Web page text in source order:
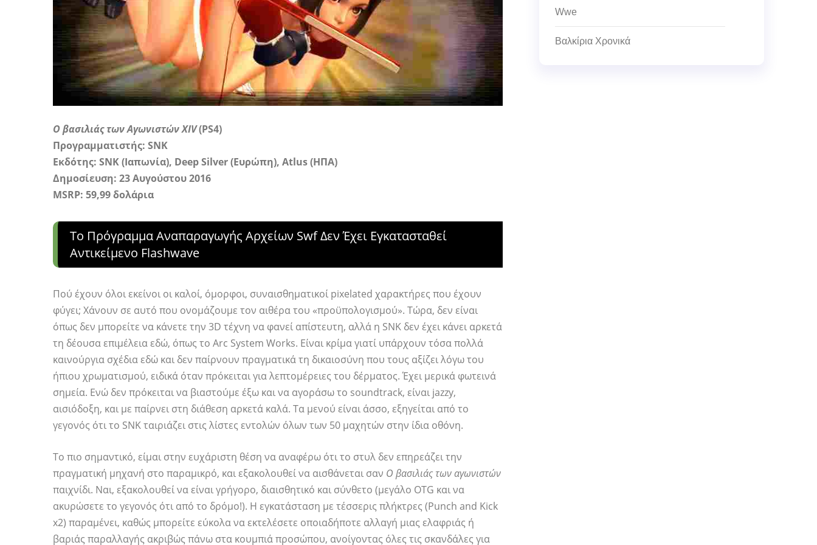
Ο βασιλιάς των Αγωνιστών XIV(PS4)
Προγραμματιστής: SNK
Εκδότης: SNK (Ιαπωνία), Deep Silver (Ευρώπη), Atlus (ΗΠΑ)
Δημοσίευση: 23 Αυγούστου 2016
MSRP: 59,99 δολάρια
Το Πρόγραμμα Αναπαραγωγής Αρχείων Swf Δεν Έχει Εγκατασταθεί
Αντικείμενο Flashwave
Πού έχουν όλοι εκείνοι οι καλοί, όμορφοι, συναισθηματικοί pixelated χαρακτήρες που έχουν
φύγει; Χάνουν σε αυτό που ονομάζουμε τον αιθέρα του «προϋπολογισμού». Τώρα, δεν είναι
όπως δεν μπορείτε να κάνετε την 3D τέχνη να φανεί απίστευτη, αλλά η SNK δεν έχει κάνει αρκετά
τη δέουσα επιμέλεια εδώ, όπως το Arc System Works. Είναι κρίμα γιατί υπάρχουν τόσα πολλά
καινούργια σχέδια εδώ και δεν παίρνουν πραγματικά τη δικαιοσύνη που τους αξίζει λόγω του
ήπιου χρωματισμού, ειδικά όταν πρόκειται για λεπτομέρειες του δέρματος. Έχει μερικά φωτεινά
σημεία. Ενώ δεν πρόκειται να βιαστούμε έξω και να αγοράσω το soundtrack, είναι jazzy,
αισιόδοξη, και με παίρνει στη διάθεση αρκετά καλά. Τα μενού είναι άσσο, εξηγείται από το
γεγονός ότι το SNK ταιριάζει στις λίστες εντολών όλων των 50 μαχητών στην ίδια οθόνη.
Το πιο σημαντικό, είμαι στην ευχάριστη θέση να αναφέρω ότι το στυλ δεν επηρεάζει την
πραγματική μηχανή στο παραμικρό, και εξακολουθεί να αισθάνεται σαν Ο βασιλιάς των αγωνιστών
παιχνίδι. Ναι, εξακολουθεί να είναι γρήγορο, διαισθητικό και σύνθετο (μεγάλο OTG και να
ακυρώσετε το γεγονός ότι από το δρόμο!). Η εγκατάσταση με τέσσερις πλήκτρες (Punch and Kick
x2) παραμένει, καθώς μπορείτε εύκολα να εκτελέσετε οποιαδήποτε αλλαγή μιας ελαφριάς ή
βαριάς παραλλαγής ακριβώς πάνω στα κουμπιά προσώπου, ανοίγοντας όλες τις σκανδάλες για
Wwe
Βαλκίρια Χρονικά